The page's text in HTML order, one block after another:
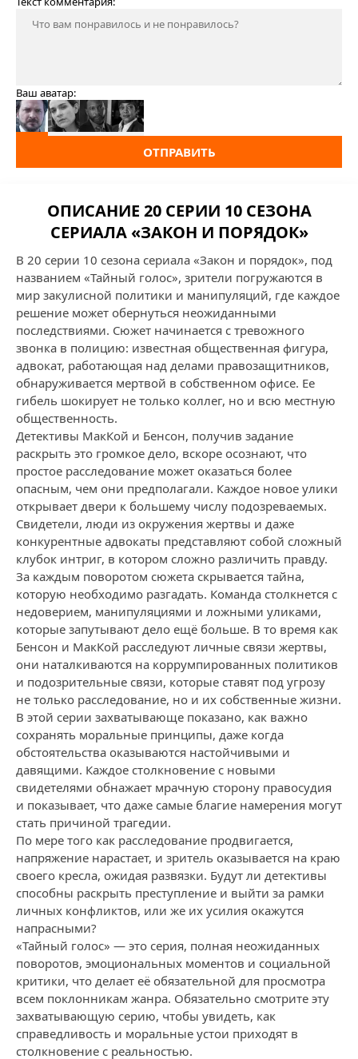
Ваш аватар:
ОТПРАВИТЬ
ОПИСАНИЕ 20 СЕРИИ 10 СЕЗОНА
СЕРИАЛА «ЗАКОН И ПОРЯДОК»
В 20 серии 10 сезона сериала «Закон и порядок», под
названием «Тайный голос», зрители погружаются в
мир закулисной политики и манипуляций, где каждое
решение может обернуться неожиданными
последствиями. Сюжет начинается с тревожного
звонка в полицию: известная общественная фигура,
адвокат, работающая над делами правозащитников,
обнаруживается мертвой в собственном офисе. Ее
гибель шокирует не только коллег, но и всю местную
общественность.
Детективы МакКой и Бенсон, получив задание
раскрыть это громкое дело, вскоре осознают, что
простое расследование может оказаться более
опасным, чем они предполагали. Каждое новое улики
открывает двери к большему числу подозреваемых.
Свидетели, люди из окружения жертвы и даже
конкурентные адвокаты представляют собой сложный
клубок интриг, в котором сложно различить правду.
За каждым поворотом сюжета скрывается тайна,
которую необходимо разгадать. Команда столкнется с
недоверием, манипуляциями и ложными уликами,
которые запутывают дело ещё больше. В то время как
Бенсон и МакКой расследуют личные связи жертвы,
они наталкиваются на коррумпированных политиков
и подозрительные связи, которые ставят под угрозу
не только расследование, но и их собственные жизни.
В этой серии захватывающе показано, как важно
сохранять моральные принципы, даже когда
обстоятельства оказываются настойчивыми и
давящими. Каждое столкновение с новыми
свидетелями обнажает мрачную сторону правосудия
и показывает, что даже самые благие намерения могут
стать причиной трагедии.
По мере того как расследование продвигается,
напряжение нарастает, и зритель оказывается на краю
своего кресла, ожидая развязки. Будут ли детективы
способны раскрыть преступление и выйти за рамки
личных конфликтов, или же их усилия окажутся
напрасными?
«Тайный голос» — это серия, полная неожиданных
поворотов, эмоциональных моментов и социальной
критики, что делает её обязательной для просмотра
всем поклонникам жанра. Обязательно смотрите эту
захватывающую серию, чтобы увидеть, как
справедливость и моральные устои приходят в
столкновение с реальностью.